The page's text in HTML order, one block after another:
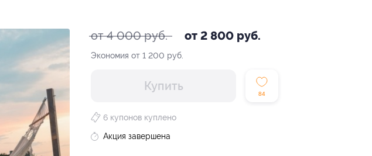
от 4 000 руб. от 2 800 руб.
Экономия от 1 200 руб.
Купить
84
6 купонов куплено
Акция завершена